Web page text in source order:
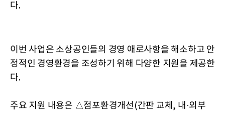
다.
이번 사업은 소상공인들의 경영 애로사항을 해소하고 안
정적인 경영환경을 조성하기 위해 다양한 지원을 제공한
다.
주요 지원 내용은 △점포환경개선(간판 교체, 내·외부